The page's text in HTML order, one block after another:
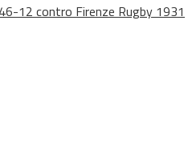
12 contro Firenze Rugby 1931